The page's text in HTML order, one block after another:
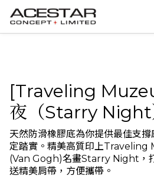
[Traveling
夜（Starry Night
天然防滑橡膠底為你提供最佳支
定踏實。精美高質印上
(Van Gogh)名畫Starry Night，
送精美肩帶，方便攜帶。